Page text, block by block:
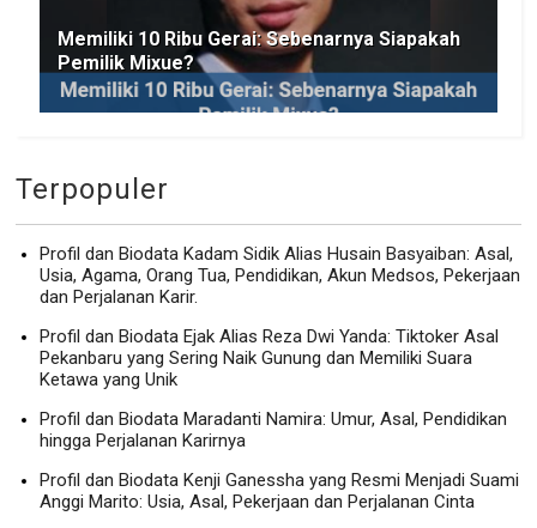
Memiliki 10 Ribu Gerai: Sebenarnya Siapakah
Pemilik Mixue?
Terpopuler
Profil dan Biodata Kadam Sidik Alias Husain Basyaiban: Asal,
Usia, Agama, Orang Tua, Pendidikan, Akun Medsos, Pekerjaan
dan Perjalanan Karir.
Profil dan Biodata Ejak Alias Reza Dwi Yanda: Tiktoker Asal
Pekanbaru yang Sering Naik Gunung dan Memiliki Suara
Ketawa yang Unik
Profil dan Biodata Maradanti Namira: Umur, Asal, Pendidikan
hingga Perjalanan Karirnya
Profil dan Biodata Kenji Ganessha yang Resmi Menjadi Suami
Anggi Marito: Usia, Asal, Pekerjaan dan Perjalanan Cinta